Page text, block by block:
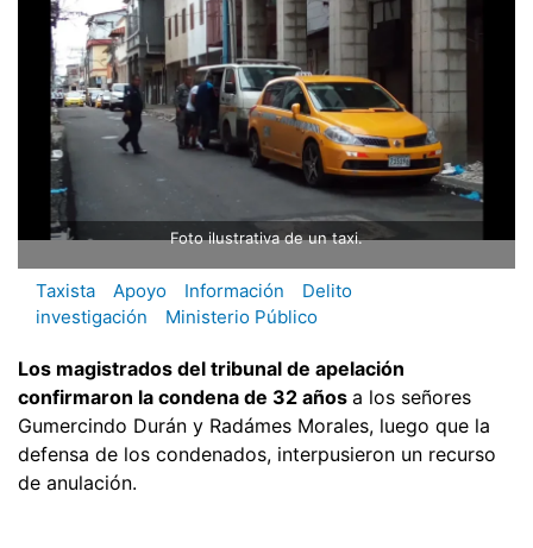
Foto ilustrativa de un taxi.
Taxista Apoyo Información
Delito
investigación
Ministerio Público
Los magistrados del tribunal de apelación
confirmaron la condena de 32 años a los señores
Gumercindo Durán y Radámes Morales, luego que la
defensa de los condenados, interpusieron un recurso
de anulación.